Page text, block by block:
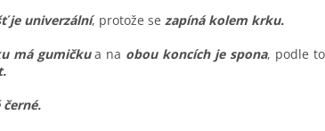
je univerzální, protože se zapíná kolem krku.
má gumičkua na obou koncích je spona, podle
černé.